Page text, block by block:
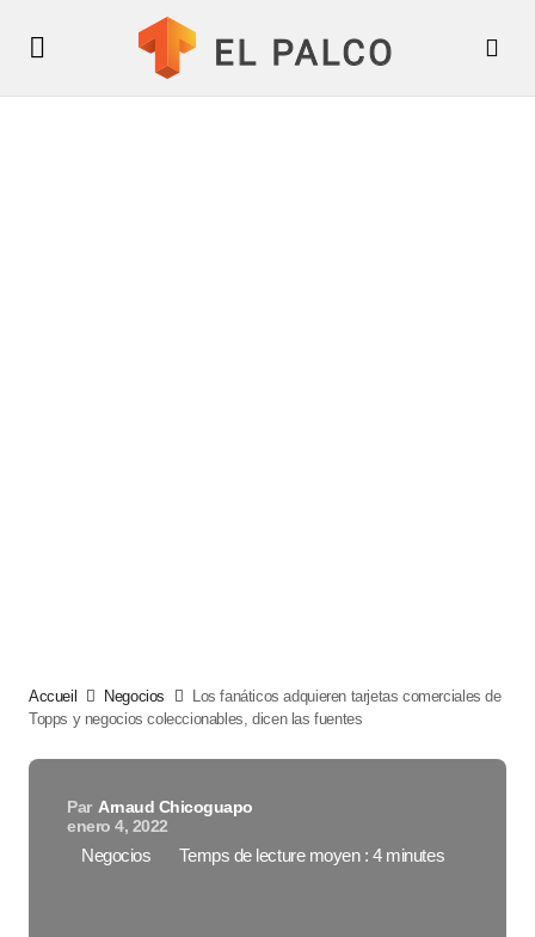
Accueil Negocios
Los fanáticos adquieren tarjetas comerciales de
Topps y negocios coleccionables, dicen las fuentes
Par Arnaud Chicoguapo
enero 4, 2022
Negocios Temps de lecture moyen : 4 minutes